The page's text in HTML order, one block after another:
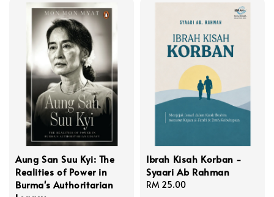
Aung San Suu Kyi: The
Realities of Power in
Burma's Authoritarian
Ibrah Kisah Korban -
Syaari Ab Rahman
Regular
RM 25.00